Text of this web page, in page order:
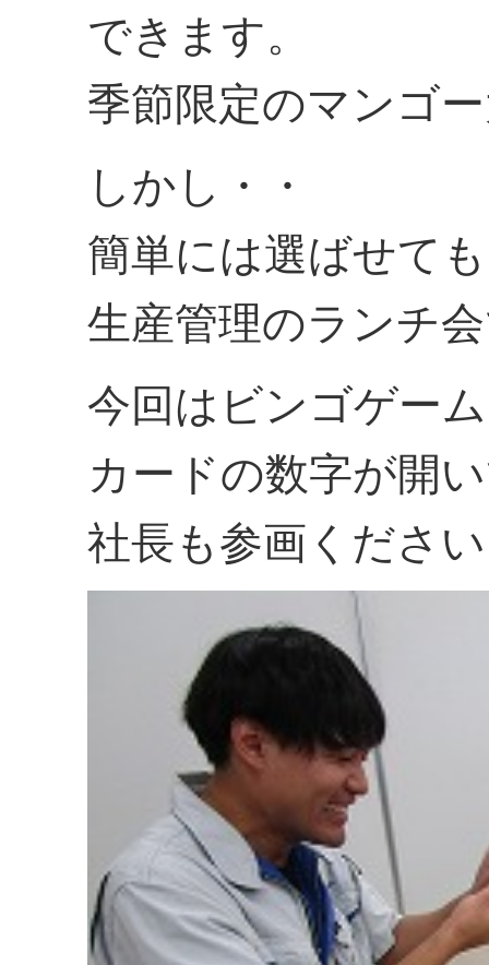
できます。
季節限定のマンゴ
しかし・・
簡単には選ばせて
生産管理のランチ
今回はビンゴゲー
カードの数字が開
社長も参画くださ